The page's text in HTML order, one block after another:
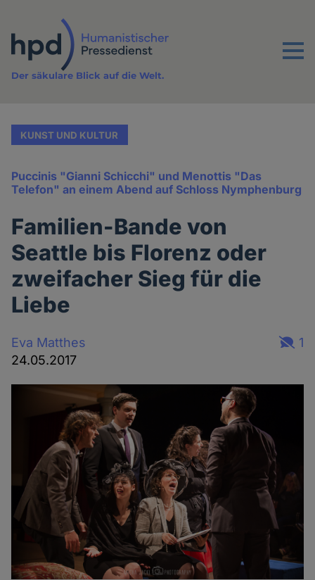
Inhalt
Menu
Der säkulare Blick auf die Welt.
KUNST UND KULTUR
Puccinis "Gianni Schicchi" und Menottis "Das
Telefon" an einem Abend auf Schloss Nymphenburg
Familien-Bande von
Seattle bis Florenz oder
zweifacher Sieg für die
Liebe
Eva Matthes
24.05.2017
1